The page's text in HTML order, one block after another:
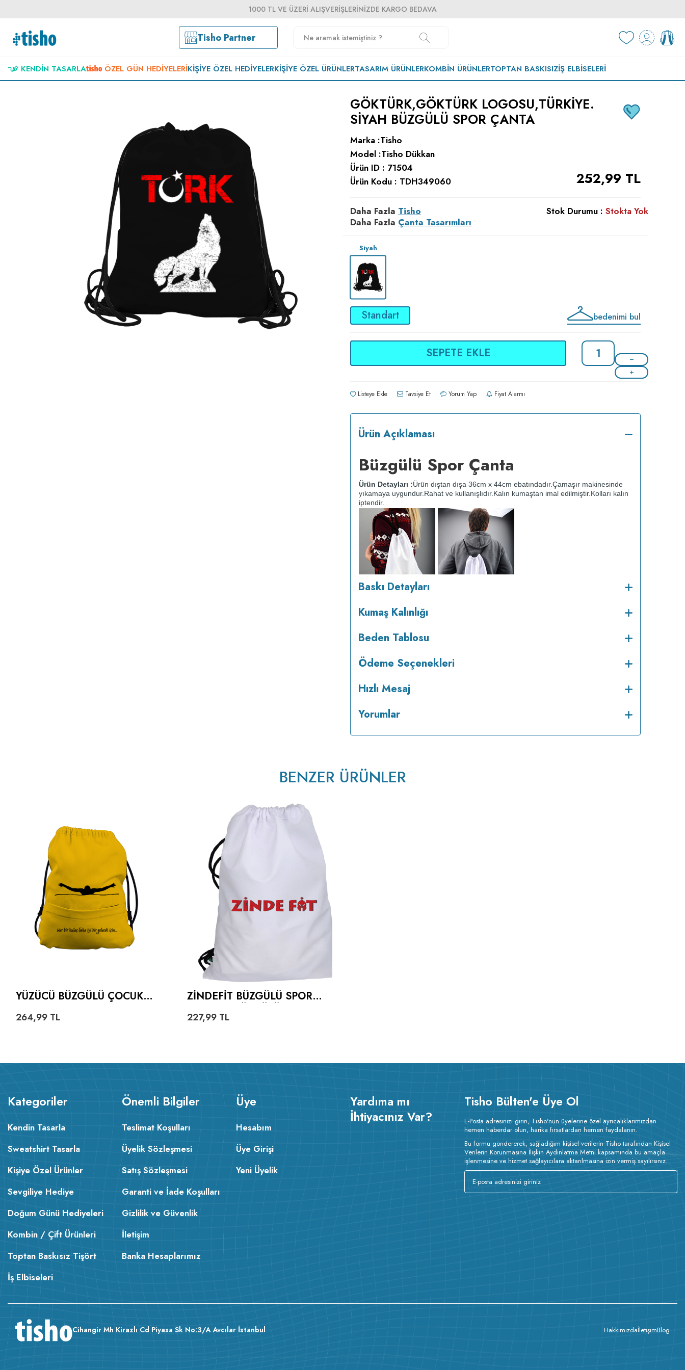
1000 TL VE ÜZERI ALIŞVERIŞLERINIZDE KARGO BEDAVA
Tisho Partner
KENDIN TASARLA ÖZEL GÜN HEDIYELERIKIŞIYE ÖZEL HEDIYELERKIŞIYE ÖZEL ÜRÜNLERTASARIM ÜRÜNLERKOMBIN ÜRÜNLERTOPTAN BASKISIZİŞ ELBISELERI
GÖKTÜRK,GÖKTÜRK LOGOSU,TÜRKIYE.
SIYAH BÜZGÜLÜ SPOR ÇANTA
Marka :Tisho
Model :Tisho Dükkan
Ürün ID : 71504
Ürün Kodu : TDH349060 252,99 TL
Daha Fazla Tisho
Daha Fazla Çanta Tasarımları
Stok Durumu : Stokta Yok
Siyah
Standart bedenimi bul
SEPETE EKLE
Listeye Ekle Tavsiye Et Yorum Yap Fiyat Alarmı
Ürün Açıklaması
Büzgülü Spor Çanta
Ürün Detayları :Ürün dıştan dışa 36cm x 44cm ebatındadır.Çamaşır makinesinde
yıkamaya uygundur. Rahat ve kullanışlıdır. Kalın kumaştan imal edilmiştir. Kolları kalın
iptendir.
Baskı Detayları
Kumaş Kalınlığı
Beden Tablosu
Ödeme Seçenekleri
Hızlı Mesaj
Yorumlar
BENZER ÜRÜNLER
YÜZÜCÜ BÜZGÜLÜ ÇOCUK
264,99 TL
ZINDEFIT BÜZGÜLÜ SPORCU
ÇANTA
227,99 TL
Kategoriler
Kendin Tasarla
Sweatshirt Tasarla
Kişiye Özel Ürünler
Sevgiliye Hediye
Doğum Günü Hediyeleri
Kombin / Çift Ürünleri
Toptan Baskısız Tişört
İş Elbiseleri
Önemli Bilgiler
Teslimat Koşulları
Üyelik Sözleşmesi
Satış Sözleşmesi
Garanti ve İade Koşulları
Gizlilik ve Güvenlik
İletişim
Banka Hesaplarımız
Üye
Hesabım
Üye Girişi
Yeni Üyelik
Yardıma mı
İhtiyacınız Var?
Tisho Bülten'e Üye Ol
E-Posta adresinizi girin, Tisho'nun üyelerine özel ayrıcalıklarımızdan
hemen haberdar olun, harika fırsatlardan hemen faydalanın.
Bu formu göndererek, sağladığım kişisel verilerin Tisho tarafından Kişisel
Verilerin Korunmasına İlişkin Aydınlatma Metni kapsamında bu amaçla
işlenmesine ve hizmet sağlayıcılara aktarılmasına izin vermiş sayılırsınız.
Cihangir Mh Kirazlı Cd Piyasa Sk No:3/A Avcılar İstanbul HakkımızdaİletişimBlog